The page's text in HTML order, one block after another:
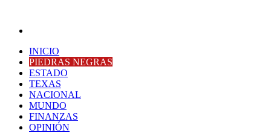
INICIO
PIEDRAS NEGRAS
ESTADO
TEXAS
NACIONAL
MUNDO
FINANZAS
OPINIÓN